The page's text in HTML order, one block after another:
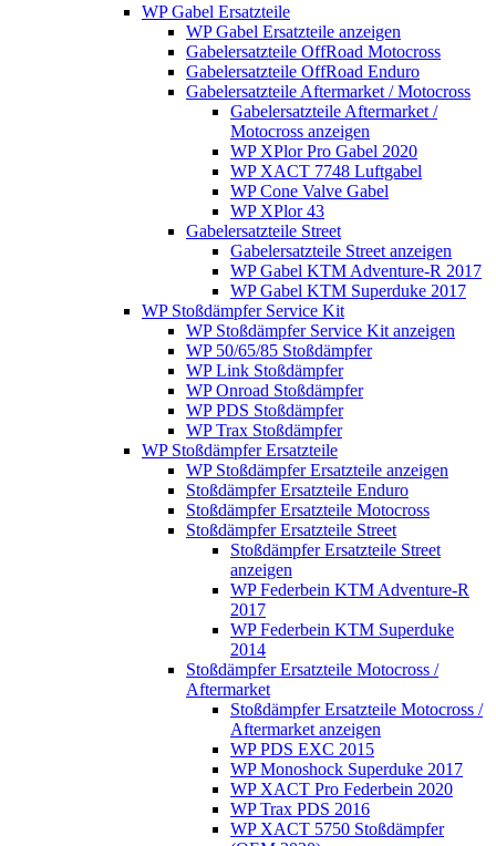
WP Gabel Ersatzteile
WP Gabel Ersatzteile anzeigen
Gabelersatzteile OffRoad Motocross
Gabelersatzteile OffRoad Enduro
Gabelersatzteile Aftermarket / Motocross
Gabelersatzteile Aftermarket /
Motocross anzeigen
WP XPlor Pro Gabel 2020
WP XACT 7748 Luftgabel
WP Cone Valve Gabel
WP XPlor 43
Gabelersatzteile Street
Gabelersatzteile Street anzeigen
WP Gabel KTM Adventure-R 2017
WP Gabel KTM Superduke 2017
WP Stoßdämpfer Service Kit
WP Stoßdämpfer Service Kit anzeigen
WP 50/65/85 Stoßdämpfer
WP Link Stoßdämpfer
WP Onroad Stoßdämpfer
WP PDS Stoßdämpfer
WP Trax Stoßdämpfer
WP Stoßdämpfer Ersatzteile
WP Stoßdämpfer Ersatzteile anzeigen
Stoßdämpfer Ersatzteile Enduro
Stoßdämpfer Ersatzteile Motocross
Stoßdämpfer Ersatzteile Street
Stoßdämpfer Ersatzteile Street
anzeigen
WP Federbein KTM Adventure-R
2017
WP Federbein KTM Superduke
2014
Stoßdämpfer Ersatzteile Motocross /
Aftermarket
Stoßdämpfer Ersatzteile Motocross /
Aftermarket anzeigen
WP PDS EXC 2015
WP Monoshock Superduke 2017
WP XACT Pro Federbein 2020
WP Trax PDS 2016
WP XACT 5750 Stoßdämpfer